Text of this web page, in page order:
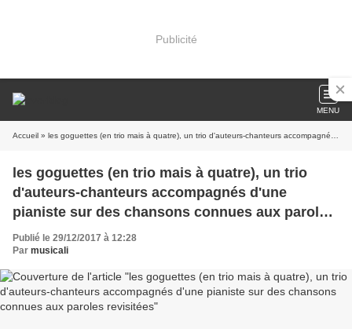
Publicité
MENU
Accueil » les goguettes (en trio mais à quatre), un trio d'auteurs-chanteurs accompagnés d'une pianiste sur des chansons connues aux paroles revisitées
les goguettes (en trio mais à quatre), un trio
d'auteurs-chanteurs accompagnés d'une
pianiste sur des chansons connues aux paroles
revisitées
Publié le 29/12/2017 à 12:28
Par musicali